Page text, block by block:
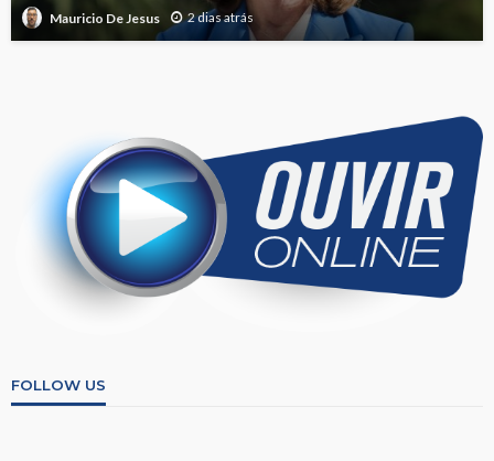
Mauricio De Jesus 2 dias atrás
FOLLOW US